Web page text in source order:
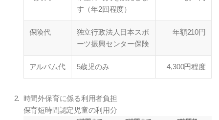
す（年2回程度）
保険代
独立行政法人日本スポ
ーツ振興センター保険
年額210円
アルバム代 5歳児のみ 4,300円程度
時間外保育に係る利用者負担
保育短時間認定児童の利用分